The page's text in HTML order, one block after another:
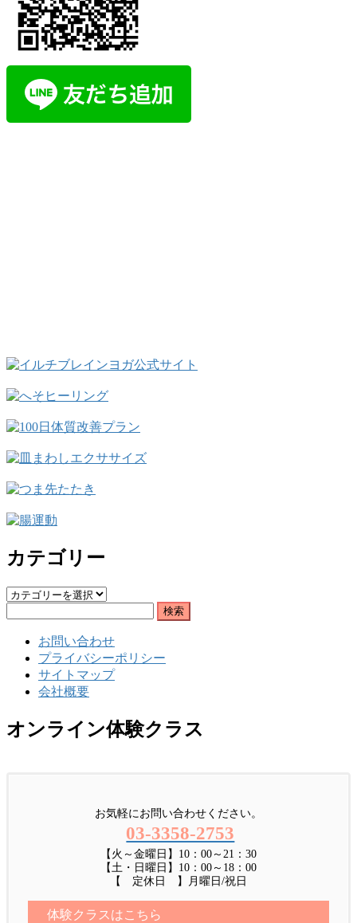
カテゴリー
カ
お問い合わせ
プライバシーポリシー
サイトマップ
会社概要
オンライン体験クラス
お気軽にお問い合わせください。
03-3358-2753
【火～金曜日】10：00～21：30
【土・日曜日】10：00～18：00
【 定休日 】月曜日/祝日
体験クラスはこちら